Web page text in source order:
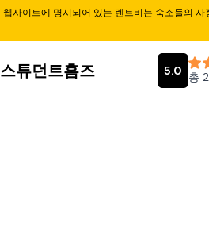
웹사이트에 명시되어 있는 렌트비는 숙소들의
스튜던트홈즈